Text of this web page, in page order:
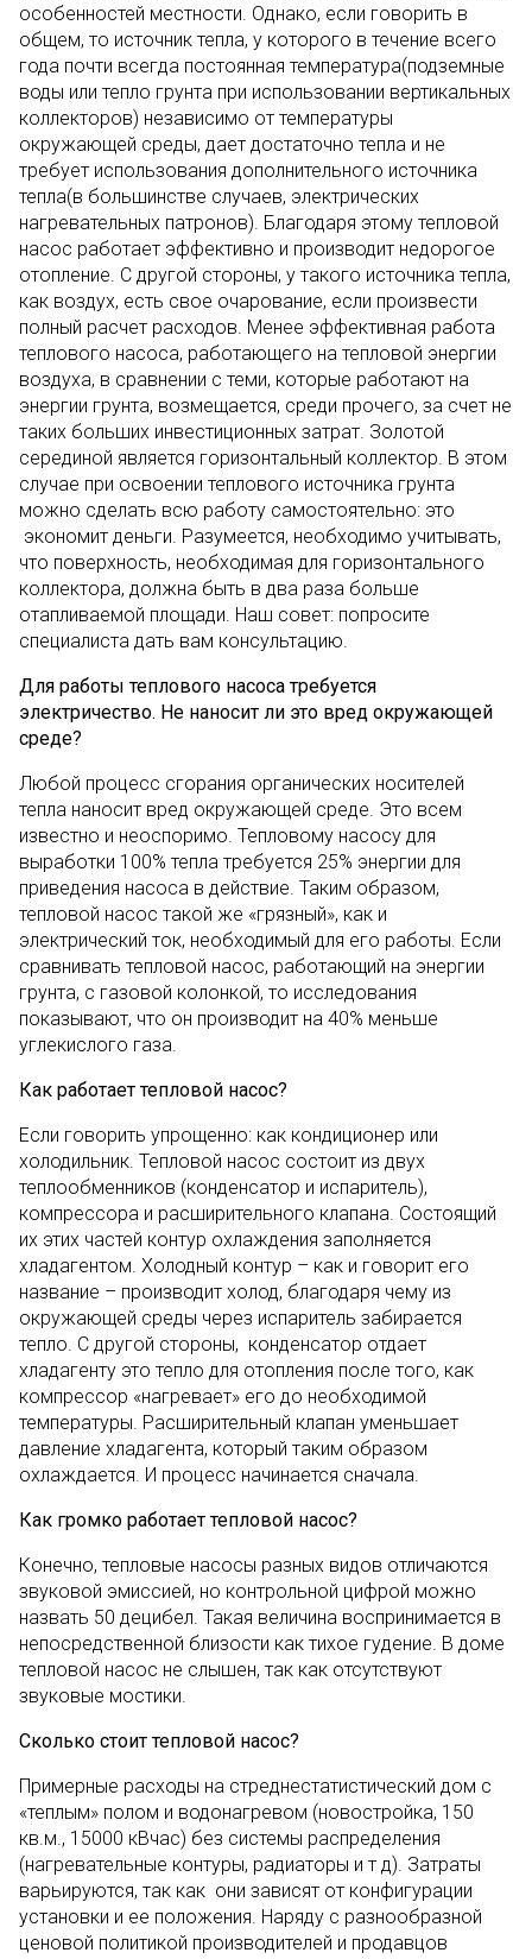
особенностей местности. Однако, если говорить в
общем, то источник тепла, у которого в течение всего
года почти всегда постоянная температура(подземные
воды или тепло грунта при использовании вертикальных
коллекторов) независимо от температуры
окружающей среды, дает достаточно тепла и не
требует использования дополнительного источника
тепла(в большинстве случаев, электрических
нагревательных патронов). Благодаря этому тепловой
насос работает эффективно и производит недорогое
отопление. С другой стороны, у такого источника тепла,
как воздух, есть свое очарование, если произвести
полный расчет расходов. Менее эффективная работа
теплового насоса, работающего на тепловой энергии
воздуха, в сравнении с теми, которые работают на
энергии грунта, возмещается, среди прочего, за счет не
таких больших инвестиционных затрат. Золотой
серединой является горизонтальный коллектор. В этом
случае при освоении теплового источника грунта
можно сделать всю работу самостоятельно: это
экономит деньги. Разумеется, необходимо учитывать,
что поверхность, необходимая для горизонтального
коллектора, должна быть в два раза больше
отапливаемой площади. Наш совет: попросите
специалиста дать вам консультацию.
Для работы теплового насоса требуется
электричество. Не наносит ли это вред окружающей
среде?
Любой процесс сгорания органических носителей
тепла наносит вред окружающей среде. Это всем
известно и неоспоримо. Тепловому насосу для
выработки 100% тепла требуется 25% энергии для
приведения насоса в действие. Таким образом,
тепловой насос такой же «грязный», как и
электрический ток, необходимый для его работы. Если
сравнивать тепловой насос, работающий на энергии
грунта, с газовой колонкой, то исследования
показывают, что он производит на 40% меньше
углекислого газа.
Как работает тепловой насос?
Если говорить упрощенно: как кондиционер или
холодильник. Тепловой насос состоит из двух
теплообменников (конденсатор и испаритель),
компрессора и расширительного клапана. Состоящий
их этих частей контур охлаждения заполняется
хладагентом. Холодный контур – как и говорит его
название – производит холод, благодаря чему из
окружающей среды через испаритель забирается
тепло. С другой стороны, конденсатор отдает
хладагенту это тепло для отопления после того, как
компрессор «нагревает» его до необходимой
температуры. Расширительный клапан уменьшает
давление хладагента, который таким образом
охлаждается. И процесс начинается сначала.
Как громко работает тепловой насос?
Конечно, тепловые насосы разных видов отличаются
звуковой эмиссией, но контрольной цифрой можно
назвать 50 децибел. Такая величина воспринимается в
непосредственной близости как тихое гудение. В доме
тепловой насос не слышен, так как отсутствуют
звуковые мостики.
Сколько стоит тепловой насос?
Примерные расходы на стреднестатистический дом с
«теплым» полом и водонагревом (новостройка, 150
кв.м., 15000 кВчас) без системы распределения
(нагревательные контуры, радиаторы и т д). Затраты
варьируются, так как они зависят от конфигурации
установки и ее положения. Наряду с разнообразной
ценовой политикой производителей и продавцов